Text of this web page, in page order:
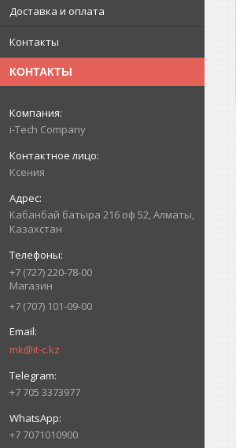
Доставка и оплата
Контакты
КОНТАКТЫ
i-Tech Company
Ксения
Кабанбай батыра 216 оф 52, Алматы,
Казахстан
+7 (727) 220-78-00
Магазин
+7 (707) 101-09-00
mk@it-c.kz
+7 705 3373977
+7 7071010900